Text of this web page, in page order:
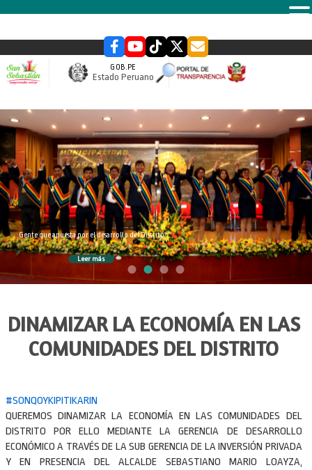
GOB.PE
Estado Peruano
slider
Gente que apuesta por el desarrollo del Distrito
Leer más
DINAMIZAR LA ECONOMÍA EN LAS
COMUNIDADES DEL DISTRITO
#SONQOYKIPITIKARIN
QUEREMOS DINAMIZAR LA ECONOMÍA EN LAS COMUNIDADES DEL
DISTRITO POR ELLO MEDIANTE LA GERENCIA DE DESARROLLO
ECONÓMICO A TRAVÉS DE LA SUB GERENCIA DE LA INVERSIÓN PRIVADA
Y EN PRESENCIA DEL ALCALDE SEBASTIANO MARIO LOAYZA,